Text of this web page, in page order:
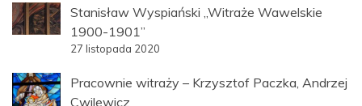
Stanisław Wyspiański „Witraże Wawelskie
1900-1901”
27 listopada 2020
Pracownie witraży – Krzysztof Paczka, Andrzej
Cwilewicz